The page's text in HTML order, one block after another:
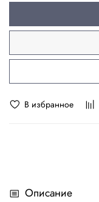
В избранное
Описание